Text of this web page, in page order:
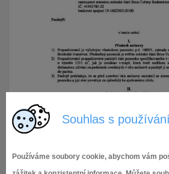
Souhlas s
Používáme soubory cookie, abychom vám